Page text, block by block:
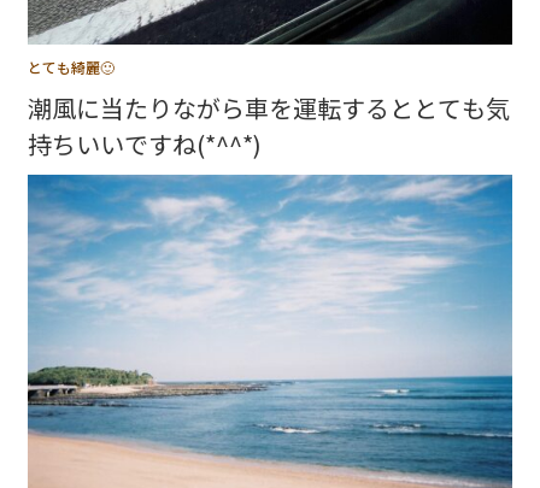
とても綺麗🙂
潮風に当たりながら車を運転するととても気
持ちいいですね(*^^*)